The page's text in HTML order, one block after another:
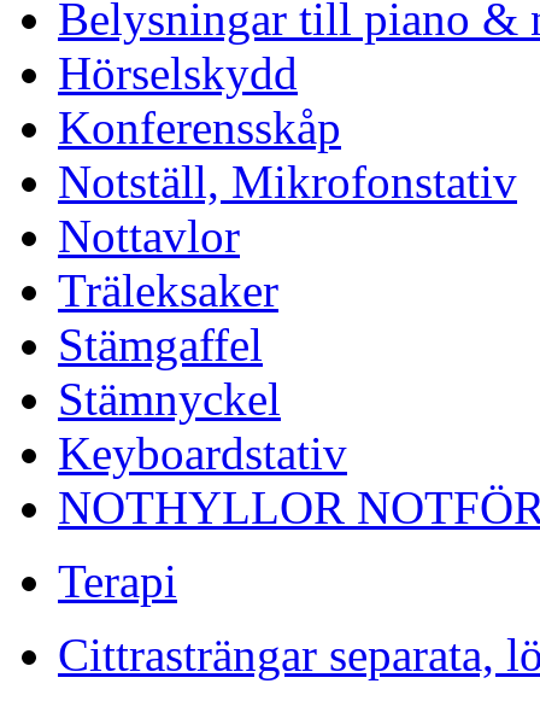
Belysningar till piano &
Hörselskydd
Konferensskåp
Notställ, Mikrofonstativ
Nottavlor
Träleksaker
Stämgaffel
Stämnyckel
Keyboardstativ
NOTHYLLOR
Terapi
Cittrasträngar separata,